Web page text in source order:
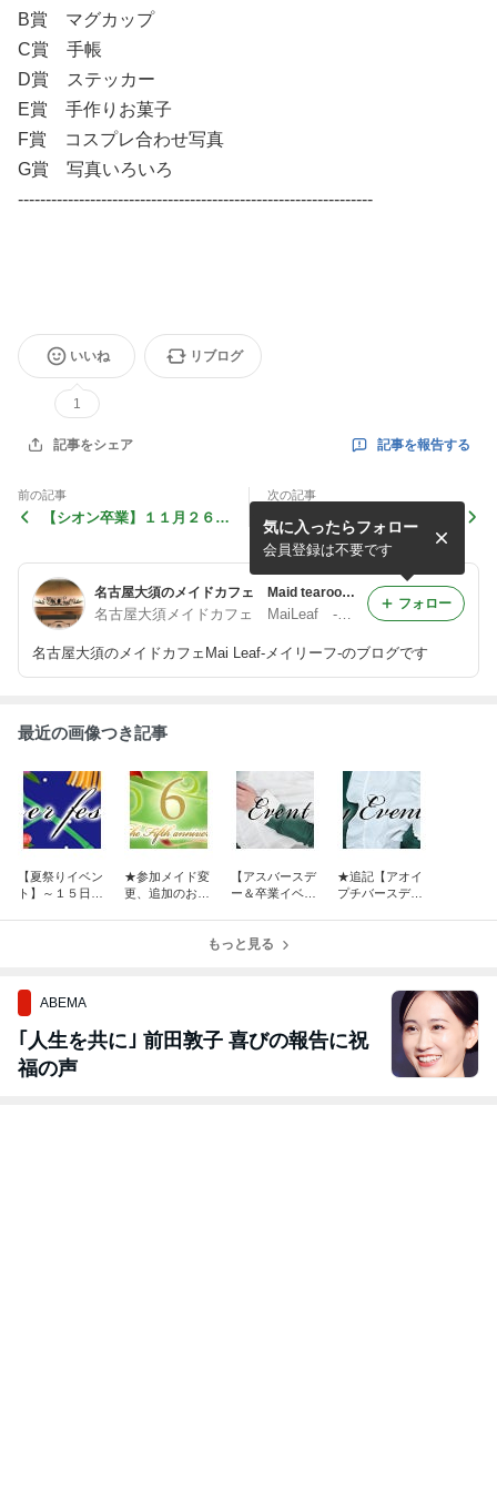
B賞 マグカップ
C賞 手帳
D賞 ステッカー
E賞 手作りお菓子
F賞 コスプレ合わせ写真
G賞 写真いろいろ
----------------------------------------------------------------
いいね
1
リブログ
記事をシェア 記事を報告する
前の記事
【シオン卒業】１１月２６日
次の記事
10月25日（火）メイリー
フ、ティータイムのお話
名古屋大須のメイドカフェ Maid tearoom&bar MaiLeaf -メイリーフ- ブログ
名古屋大須のメイドカフェMai Leaf-メイリーフ-のブログです
気に入ったらフォロー
会員登録は不要です
フォロー
最近の画像つき記事
【夏祭りイベン
ト】～１５日
★参加メイド変
更、追加のお知
【アスバースデ
ー＆卒業イベン
★追記【アオイ
プチバースデー
もっと見る
ABEMA
｢人生を共に｣ 前田敦子 喜びの報告に祝
福の声